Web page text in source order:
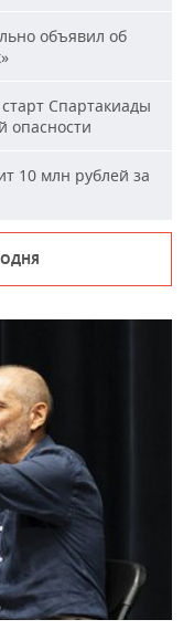
объявил об
Спартакиады
опасности
10 млн рублей за